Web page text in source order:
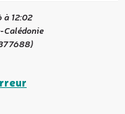
à 12:02
Calédonie
)